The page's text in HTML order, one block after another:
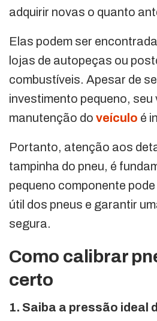
adquirir novas o quanto
Elas podem ser
lojas de autopeças ou
combustíveis. Apesar de
investimento pequeno, seu
manutenção do veículo é
Portanto, atenção aos
tampinha do pneu, é
pequeno componente
útil dos pneus e garantir
segura.
Como calibrar
certo
1. Saiba a pressão ideal